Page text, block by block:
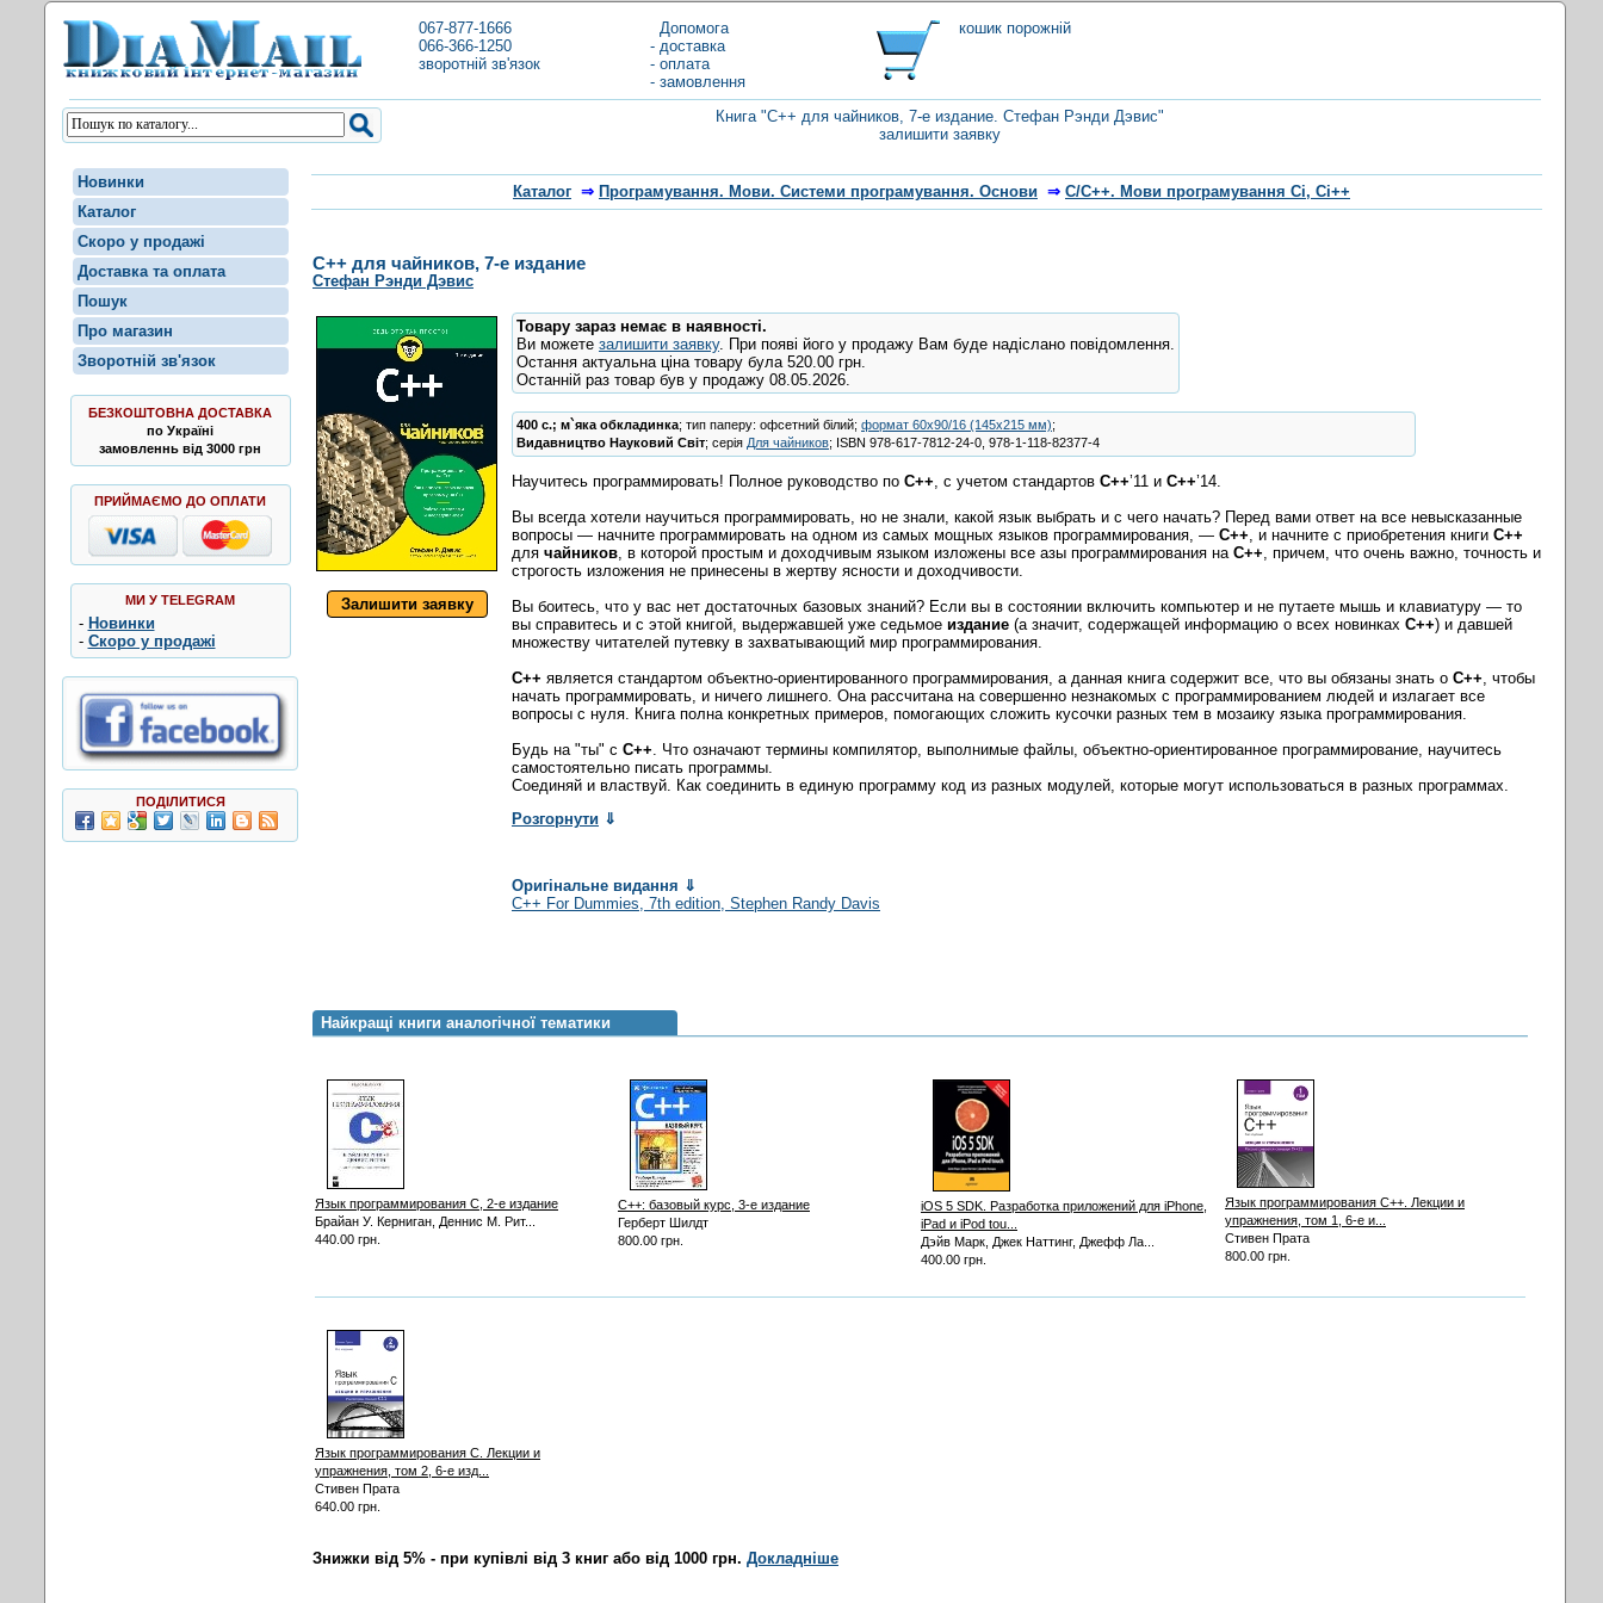
067-877-1666
066-366-1250
зворотній зв'язок
Допомога
- доставка
- оплата
- замовлення
кошик порожній
Книга "C++ для чайников, 7-е издание. Стефан Рэнди Дэвис"
залишити заявку
Новинки
Каталог
Скоро у продажі
Доставка та оплата
Пошук
Про магазин
Зворотній зв'язок
БЕЗКОШТОВНА ДОСТАВКА
по Україні
замовленнь від 3000 грн
ПРИЙМАЄМО ДО ОПЛАТИ
МИ У TELEGRAM
- Новинки
- Скоро у продажі
ПОДІЛИТИСЯ
Каталог ⇒ Програмування. Мови. Системи програмування. Основи ⇒ C/C++. Мови програмування Сі, Сі++
C++ для чайников, 7-е издание
Стефан Рэнди Дэвис
Залишити заявку
Товару зараз немає в наявності.
Ви можете залишити заявку. При появі його у продажу Вам буде надіслано повідомлення.
Остання актуальна ціна товару була 520.00 грн.
Останній раз товар був у продажу 08.05.2026.
400 с.; м`яка обкладинка; тип паперу: офсетний білий; формат 60х90/16 (145х215 мм);
Видавництво Науковий Світ; серія Для чайников; ISBN 978-617-7812-24-0, 978-1-118-82377-4
Научитесь программировать! Полное руководство по C++, с учетом стандартов C++’11 и C++’14.
Вы всегда хотели научиться программировать, но не знали, какой язык выбрать и с чего начать? Перед вами ответ на все невысказанные
вопросы — начните программировать на одном из самых мощных языков программирования, — C++, и начните с приобретения книги C++
для чайников, в которой простым и доходчивым языком изложены все азы программирования на C++, причем, что очень важно, точность и
строгость изложения не принесены в жертву ясности и доходчивости.
Вы боитесь, что у вас нет достаточных базовых знаний? Если вы в состоянии включить компьютер и не путаете мышь и клавиатуру — то
вы справитесь и с этой книгой, выдержавшей уже седьмое издание (а значит, содержащей информацию о всех новинках C++) и давшей
множеству читателей путевку в захватывающий мир программирования.
C++ является стандартом объектно-ориентированного программирования, а данная книга содержит все, что вы обязаны знать о C++, чтобы
начать программировать, и ничего лишнего. Она рассчитана на совершенно незнакомых с программированием людей и излагает все
вопросы с нуля. Книга полна конкретных примеров, помогающих сложить кусочки разных тем в мозаику языка программирования.
Будь на "ты" с C++. Что означают термины компилятор, выполнимые файлы, объектно-ориентированное программирование, научитесь
самостоятельно писать программы.
Соединяй и властвуй. Как соединить в единую программу код из разных модулей, которые могут использоваться в разных программах.
Розгорнути ⇓
Оригінальне видання ⇓
C++ For Dummies, 7th edition, Stephen Randy Davis
Найкращі книги аналогічної тематики
Язык программирования C, 2-е издание
Брайан У. Керниган, Деннис М. Рит...
440.00 грн.
C++: базовый курс, 3-е издание
Герберт Шилдт
800.00 грн.
iOS 5 SDK. Разработка приложений для iPhone,
iPad и iPod tou...
Дэйв Марк, Джек Наттинг, Джефф Ла...
400.00 грн.
Язык программирования C++. Лекции и
упражнения, том 1, 6-е и...
Стивен Прата
800.00 грн.
Язык программирования C. Лекции и
упражнения, том 2, 6-е изд...
Стивен Прата
640.00 грн.
Знижки від 5% - при купівлі від 3 книг або від 1000 грн. Докладніше